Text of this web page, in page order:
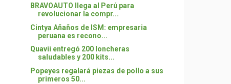
BRAVOAUTO llega al Perú para
revolucionar la compr...
Cintya Añaños de ISM: empresaria
peruana es recono...
Quavii entregó 200 loncheras
saludables y 200 kits...
Popeyes regalará piezas de pollo a sus
primeros 50...